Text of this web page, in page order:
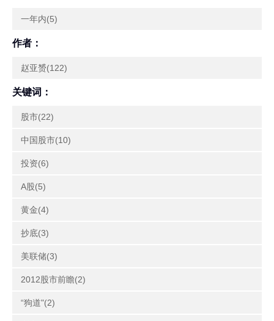
一年内(5)
作者：
赵亚赟(122)
关键词：
股市(22)
中国股市(10)
投资(6)
A股(5)
黄金(4)
抄底(3)
美联储(3)
2012股市前瞻(2)
“狗道"(2)